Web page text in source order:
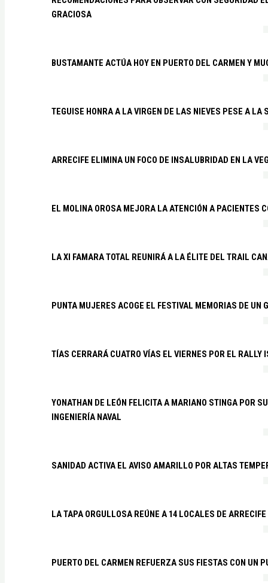
GRACIOSA
BUSTAMANTE ACTÚA HOY EN PUERTO DEL CARMEN Y
TEGUISE HONRA A LA VIRGEN DE LAS NIEVES PESE A LA
ARRECIFE ELIMINA UN FOCO DE INSALUBRIDAD EN LA
EL MOLINA OROSA MEJORA LA ATENCIÓN A PACIENTES
LA XI FAMARA TOTAL REUNIRÁ A LA ÉLITE DEL TRAIL
PUNTA MUJERES ACOGE EL FESTIVAL MEMORIAS DE UN
TÍAS CERRARÁ CUATRO VÍAS EL VIERNES POR EL RALLY
YONATHAN DE LEÓN FELICITA A MARIANO STINGA POR
INGENIERÍA NAVAL
SANIDAD ACTIVA EL AVISO AMARILLO POR ALTAS
LA TAPA ORGULLOSA REÚNE A 14 LOCALES DE ARRECIFE
PUERTO DEL CARMEN REFUERZA SUS FIESTAS CON UN